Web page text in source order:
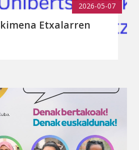
2026-05-07
Etxalarren